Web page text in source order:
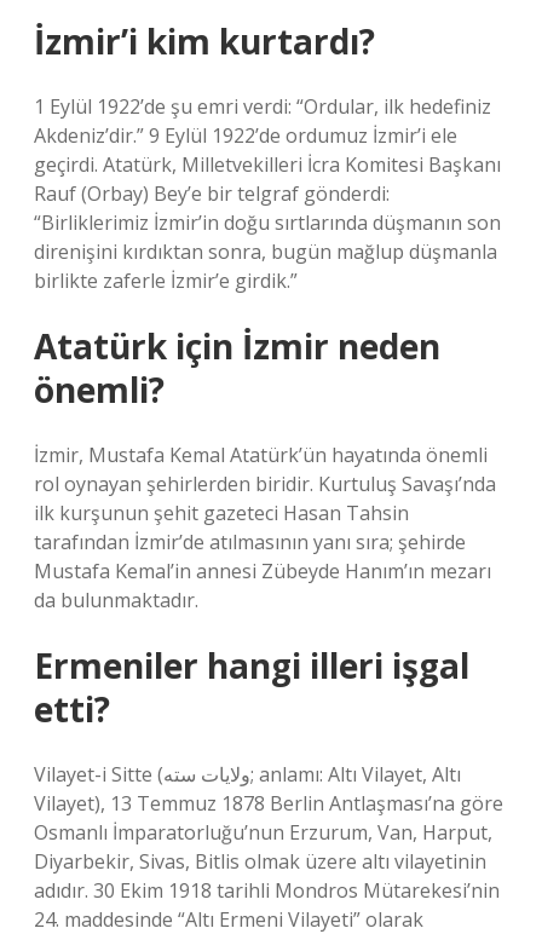
İzmir’i kim kurtardı?
1 Eylül 1922’de şu emri verdi: “Ordular, ilk hedefiniz
Akdeniz’dir.” 9 Eylül 1922’de ordumuz İzmir’i ele
geçirdi. Atatürk, Milletvekilleri İcra Komitesi Başkanı
Rauf (Orbay) Bey’e bir telgraf gönderdi:
“Birliklerimiz İzmir’in doğu sırtlarında düşmanın son
direnişini kırdıktan sonra, bugün mağlup düşmanla
birlikte zaferle İzmir’e girdik.”
Atatürk için İzmir neden
önemli?
İzmir, Mustafa Kemal Atatürk’ün hayatında önemli
rol oynayan şehirlerden biridir. Kurtuluş Savaşı’nda
ilk kurşunun şehit gazeteci Hasan Tahsin
tarafından İzmir’de atılmasının yanı sıra; şehirde
Mustafa Kemal’in annesi Zübeyde Hanım’ın mezarı
da bulunmaktadır.
Ermeniler hangi illeri işgal
etti?
Vilayet-i Sitte (ولایات سته; anlamı: Altı Vilayet, Altı
Vilayet), 13 Temmuz 1878 Berlin Antlaşması’na göre
Osmanlı İmparatorluğu’nun Erzurum, Van, Harput,
Diyarbekir, Sivas, Bitlis olmak üzere altı vilayetinin
adıdır. 30 Ekim 1918 tarihli Mondros Mütarekesi’nin
24. maddesinde “Altı Ermeni Vilayeti” olarak